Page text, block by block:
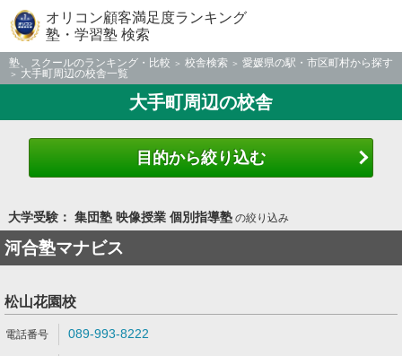
オリコン顧客満足度ランキング
塾・学習塾 検索
塾、スクールのランキング・比較 校舎検索
愛媛県の駅・市区町村から探す
大手町周辺の校舎一覧
大手町周辺の校舎
目的から絞り込む
大学受験： 集団塾 映像授業 個別指導塾の絞り込み
河合塾マナビス
松山花園校
089-993-8222